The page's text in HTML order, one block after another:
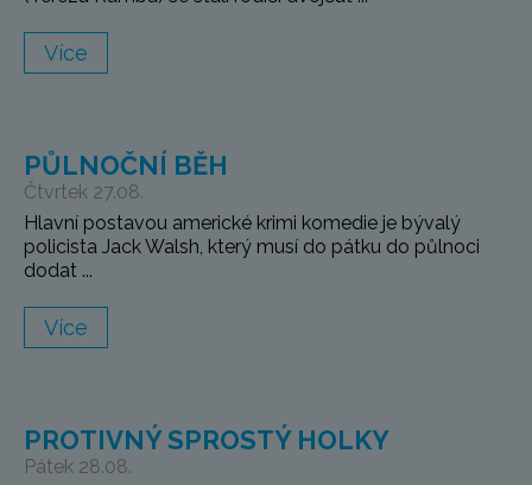
Více
PŮLNOČNÍ BĚH
Čtvrtek 27.08.
Hlavní postavou americké krimi komedie je bývalý
policista Jack Walsh, který musí do pátku do půlnoci
dodat ...
Více
PROTIVNÝ SPROSTÝ HOLKY
Pátek 28.08.